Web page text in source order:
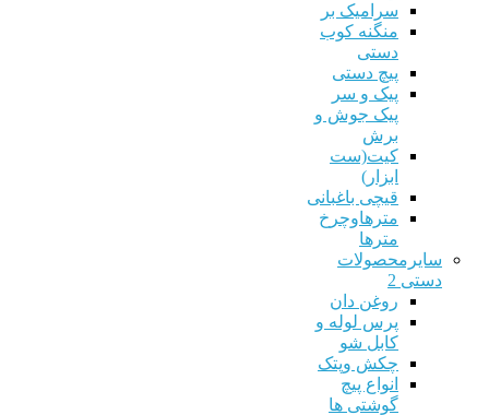
سرامیک بر
منگنه کوب
دستی
پیچ دستی
پیک و سر
پیک جوش و
کیت(ست
قیچی باغبانی
مترهاوچرخ
سایرمحصولات
دستی 2
روغن دان
پرس لوله و
کابل شو
چکش وپتک
انواع پیچ
گوشتی ها